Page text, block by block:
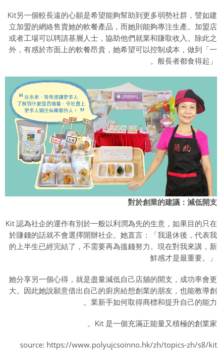
Kit另一個較長遠的心願是希望能夠幫助到更多弱勢社群，譬如建
立加盟的網絡售賣她的軟餐產品，而她則能夠專注生產。加盟店
或者工場可以聘請基層人士，協助他們就業和賺取收入。除此之
外，有感於市面上的軟餐昂貴，她希望可以控制成本，做到「一
般長者都食得起」。
對於創業的建議：減低開支
Kit 認為社企的運作有別於一般以利潤為先的生意，如果目的只在
於賺錢的話就不會選擇開辦社企。她直言：「我退休後，代表我
的上半生已經完結了，不需要再為搵錢努力。現在對我來講，新
鮮感才是最重要。」
她分享另一個心得，就是盡量減低自己店舖的開支，成功率會更
大。因此她說願意借出自己的廚房給想創業的朋友，也能教導創
業新手如何取得商標和提升自己的能力。
Kit 是一個充滿正能量又積極的創業家。
source: https://www.polyujcsoinno.hk/zh/topics-zh/s8/kit